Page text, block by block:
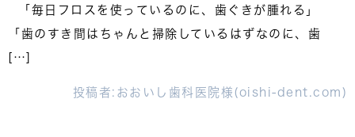
「毎日フロスを使っているのに、歯ぐきが腫れる」
「歯のすき間はちゃんと掃除しているはずなのに、歯
[…]
投稿者: おおいし歯科医院様(oishi-dent.com)